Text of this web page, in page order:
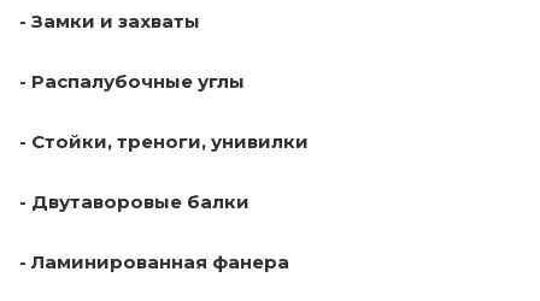
- Замки и захваты
- Распалубочные углы
- Стойки, треноги, унивилки
- Двутаворовые балки
- Ламинированная фанера